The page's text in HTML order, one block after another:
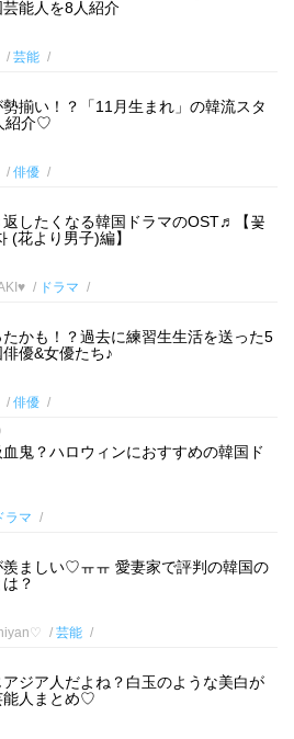
芸能人を8人紹介
芸能
揃い！？「11月生まれ」の韓流スタ
紹介♡
俳優
返したくなる韓国ドラマのOST♬【꽃
(花より男子)編】
ドラマ
かも！？過去に練習生生活を送った5
俳優&女優たち♪
俳優
鬼？ハロウィンにおすすめの韓国ド
ラマ
羨ましい♡ㅠㅠ 愛妻家で評判の韓国の
？
芸能
アジア人だよね？白玉のような美白が
能人まとめ♡